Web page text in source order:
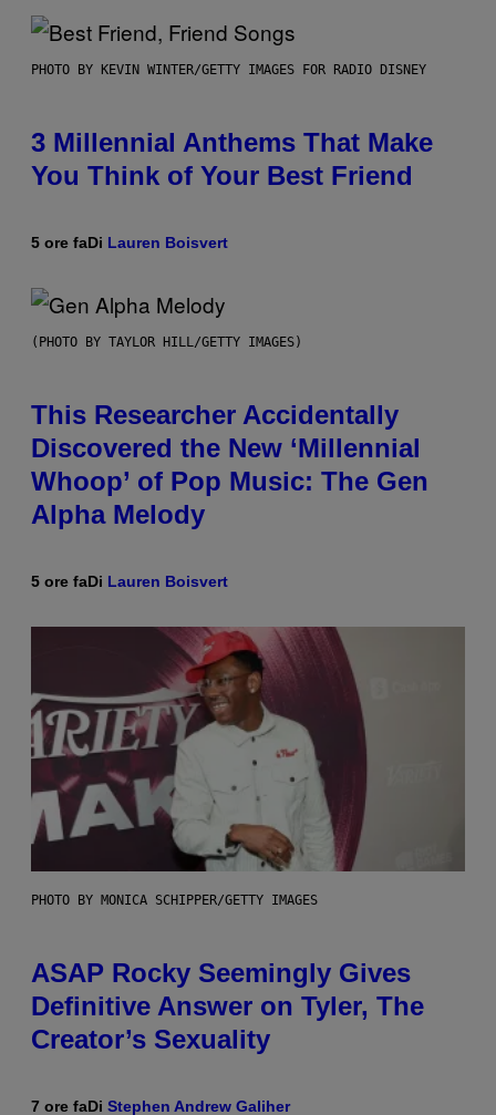
PHOTO BY KEVIN WINTER/GETTY IMAGES FOR RADIO DISNEY
3 Millennial Anthems That Make
You Think of Your Best Friend
5 ore faDi Lauren Boisvert
(PHOTO BY TAYLOR HILL/GETTY IMAGES)
This Researcher Accidentally
Discovered the New ‘Millennial
Whoop’ of Pop Music: The Gen
Alpha Melody
5 ore faDi Lauren Boisvert
PHOTO BY MONICA SCHIPPER/GETTY IMAGES
ASAP Rocky Seemingly Gives
Definitive Answer on Tyler, The
Creator’s Sexuality
7 ore faDi Stephen Andrew Galiher